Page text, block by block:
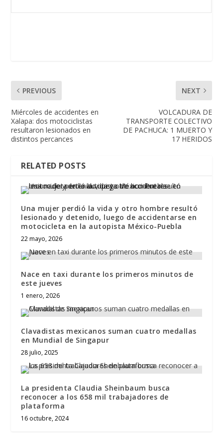
PREVIOUS
Miércoles de accidentes en
Xalapa: dos motociclistas
resultaron lesionados en
distintos percances
NEXT
VOLCADURA DE
TRANSPORTE COLECTIVO
DE PACHUCA: 1 MUERTO Y
17 HERIDOS
RELATED POSTS
Una mujer perdió la vida y otro hombre resultó
lesionado y detenido, luego de accidentarse en
motocicleta en la autopista México-Puebla
22 mayo, 2026
Nace en taxi durante los primeros minutos de
este jueves
1 enero, 2026
Clavadistas mexicanos suman cuatro medallas
en Mundial de Singapur
28 julio, 2025
La presidenta Claudia Sheinbaum busca
reconocer a los 658 mil trabajadores de
plataforma
16 octubre, 2024